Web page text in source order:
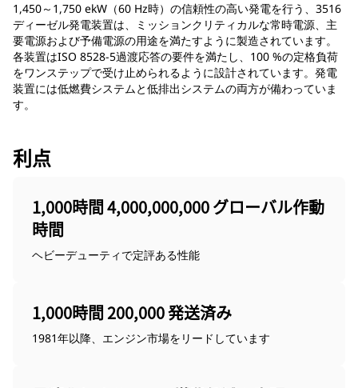
1,450～1,750 ekW（60 Hz時）の信頼性の高い発電を行う、3516
ディーゼル発電装置は、ミッションクリティカルな常時電源、主
要電源および予備電源の用途を満たすように製造されています。
各装置はISO 8528-5過渡応答の要件を満たし、100 %の定格負荷
をワンステップで受け止められるように設計されています。発電
装置には低燃費システムと低排出システムの両方が備わっていま
す。
利点
1,000時間 4,000,000,000 グローバル作動
時間
ヘビーデューティで定評ある性能
1,000時間 200,000 発送済み
1981年以降、エンジン市場をリードしています